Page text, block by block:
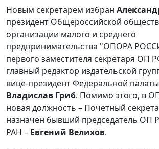
Новым секретарем избран
президент Общероссийской
организации малого и среднего
предпринимательства "ОПОРА
первого заместителя секретаря ОП
главный редактор издательской
вице-президент Федеральной
Владислав Гриб. Помимо этого, в
новая должность – Почетный
назначен бывший председатель ОП
РАН – Евгений Велихов.